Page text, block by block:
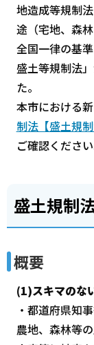
地造成等規制
途（宅地、森
全国一律の基
盛土等規制法
た。
本市における
制法【盛土規
ご確認ください
盛土規制
概要
(1)スキマのな
・都道府県知
農地、森林等